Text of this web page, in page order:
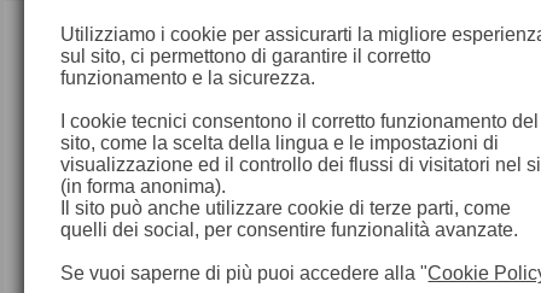
Utilizziamo i cookie per assicurarti la migliore
sul sito, ci permettono di garantire il corretto
funzionamento e la sicurezza.
I cookie tecnici consentono il corretto funzionamento del
sito, come la scelta della lingua e le impostazioni di
visualizzazione ed il controllo dei flussi di visitatori nel
(in forma anonima).
Il sito può anche utilizzare cookie di terze parti, come
quelli dei social, per consentire funzionalità avanzate.
Se vuoi saperne di più puoi accedere alla "Cookie